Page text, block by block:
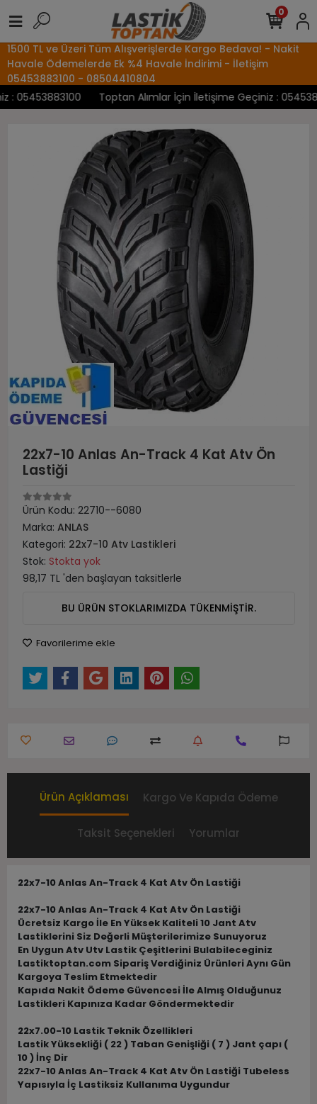
1500 TL ve Üzeri Tüm Alışverişlerde Kargo Bedava! - Nakit
Havale Ödemelerde Ek %4 Havale İndirimi - İletişim
05453883100 - 08504410804
Toptan Alımlar İçin İletişime Geçiniz :
0
22x7-10 Anlas An-Track 4 Kat Atv Ön
Lastiği
Ürün Kodu: 22710--6080
Marka: ANLAS
Kategori: 22x7-10 Atv Lastikleri
Stok: Stokta yok
98,17 TL 'den başlayan taksitlerle
BU ÜRÜN STOKLARIMIZDA TÜKENMİŞTİR.
Favorilerime ekle
Ürün Açıklaması Kargo Ve Kapıda Ödeme
Taksit Seçenekleri Yorumlar
22x7-10 Anlas An-Track 4 Kat Atv Ön Lastiği
22x7-10 Anlas An-Track 4 Kat Atv Ön Lastiği
Ücretsiz Kargo İle En Yüksek Kaliteli 10 Jant Atv
Lastiklerini Siz Değerli Müşterilerimize Sunuyoruz
En Uygun Atv Utv Lastik Çeşitlerini Bulabileceginiz
Lastiktoptan.com Sipariş Verdiğiniz Ürünleri Aynı Gün
Kargoya Teslim Etmektedir
Kapıda Nakit Ödeme Güvencesi İle Almış Olduğunuz
Lastikleri Kapınıza Kadar Göndermektedir
22x7.00-10 Lastik Teknik Özellikleri
Lastik Yüksekliği ( 22 ) Taban Genişliği ( 7 ) Jant çapı (
10 ) İnç Dir
22x7-10 Anlas An-Track 4 Kat Atv Ön Lastiği Tubeless
Yapısıyla İç Lastiksiz Kullanıma Uygundur